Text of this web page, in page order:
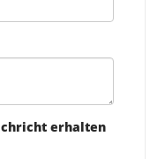
erhalten